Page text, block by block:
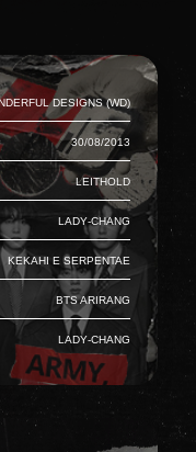
Designs (WD)
30/08/2013
Leithold
Lady-Chang
Kekahi e Serpentae
BTS Arirang
Lady-Chang